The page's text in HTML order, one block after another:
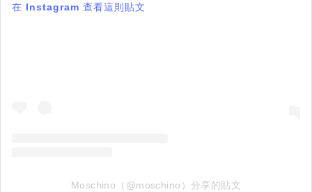
在 Instagram 查看這則貼文
Moschino（@moschino）分享的貼文